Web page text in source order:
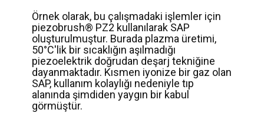
Örnek olarak, bu çalışmadaki işlemler için
piezobrush® PZ2 kullanılarak SAP
oluşturulmuştur. Burada plazma üretimi,
50°C'lik bir sıcaklığın aşılmadığı
piezoelektrik doğrudan deşarj tekniğine
dayanmaktadır. Kısmen iyonize bir gaz olan
SAP, kullanım kolaylığı nedeniyle tıp
alanında şimdiden yaygın bir kabul
görmüştür.